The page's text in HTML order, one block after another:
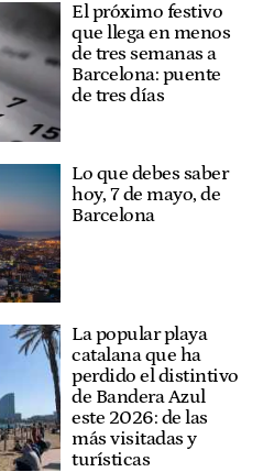
El próximo festivo
que llega en menos
de tres semanas a
Barcelona: puente
de tres días
Lo que debes saber
hoy, 7 de mayo, de
Barcelona
La popular playa
catalana que ha
perdido el distintivo
de Bandera Azul
este 2026: de las
más visitadas y
turísticas